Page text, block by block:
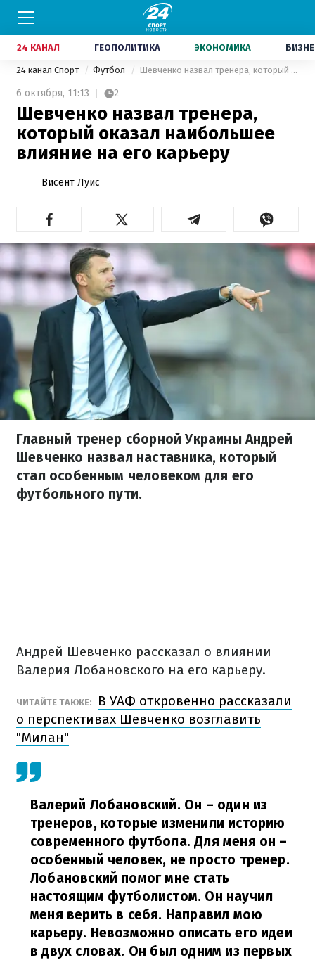
24 КАНАЛ ГЕОПОЛИТИКА ЭКОНОМИКА
24 канал Спорт Футбол Шевченко назвал тренера, который оказал наибольшее влияние на его карьеру
6 октября, 11:13 2
Шевченко назвал тренера,
который оказал наибольшее
влияние на его карьеру
Висент Луис
Главный тренер сборной Украины Андрей
Шевченко назвал наставника, который
стал особенным человеком для его
футбольного пути.
Андрей Шевченко рассказал о влиянии
Валерия Лобановского на его карьеру.
ЧИТАЙТЕ ТАКЖЕ:
В УАФ откровенно рассказали
о перспективах Шевченко возглавить
"Милан"
Валерий Лобановский. Он – один из
тренеров, которые изменили историю
современного футбола. Для меня он –
особенный человек, не просто тренер.
Лобановский помог мне стать
настоящим футболистом. Он научил
меня верить в себя. Направил мою
карьеру. Невозможно описать его идеи
в двух словах. Он был одним из первых